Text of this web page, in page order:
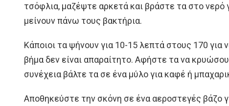
τσόφλια, μαζέψτε αρκετά και βράστε τα στο νερό
μείνουν πάνω τους βακτήρια.
Κάποιοι τα ψήνουν για 10-15 λεπτά στους 170
βήμα δεν είναι απαραίτητο. Αφήστε τα να
συνέχεια βάλτε τα σε ένα μύλο για καφέ ή
Αποθηκεύστε την σκόνη σε ένα αεροστεγές βάζο